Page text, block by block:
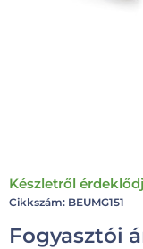
Készletről
Cikkszám: BEUMG151
Fogyasztói